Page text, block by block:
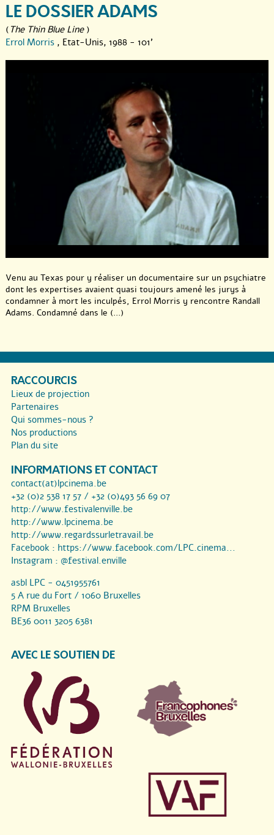
LE DOSSIER ADAMS
( The Thin Blue Line )
Errol Morris , Etat-Unis, 1988 - 101'
Venu au Texas pour y réaliser un documentaire sur un psychiatre
dont les expertises avaient quasi toujours amené les jurys à
condamner à mort les inculpés, Errol Morris y rencontre Randall
Adams. Condamné dans le (...)
RACCOURCIS
Lieux de projection
Partenaires
Qui sommes-nous ?
Nos productions
Plan du site
INFORMATIONS ET CONTACT
contact(at)lpcinema.be
+32 (0)2 538 17 57 / +32 (0)493 56 69 07
http://www.festivalenville.be
http://www.lpcinema.be
http://www.regardssurletravail.be
Facebook : https://www.facebook.com/LPC.cinema...
Instagram : @festival.enville
asbl LPC - 0451955761
5 A rue du Fort / 1060 Bruxelles
RPM Bruxelles
BE36 0011 3205 6381
AVEC LE SOUTIEN DE